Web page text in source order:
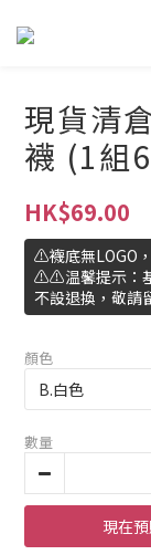
現貨清
襪 (1組
HK$69.00
⚠️襪底無LOGO
⚠️⚠️温馨提示：
不設退換，敬請
顏色
數量
現在